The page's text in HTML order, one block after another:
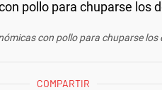
con pollo para chuparse los
COMPARTIR